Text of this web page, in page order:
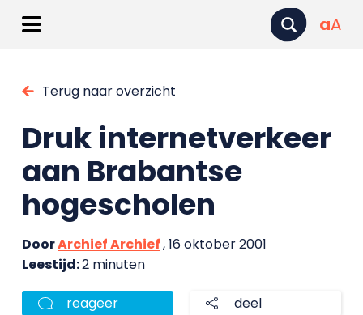
aA
Terug naar overzicht
Druk internetverkeer
aan Brabantse
hogescholen
DoorArchief Archief, 16 oktober 2001
Leestijd:2 minuten
reageer deel